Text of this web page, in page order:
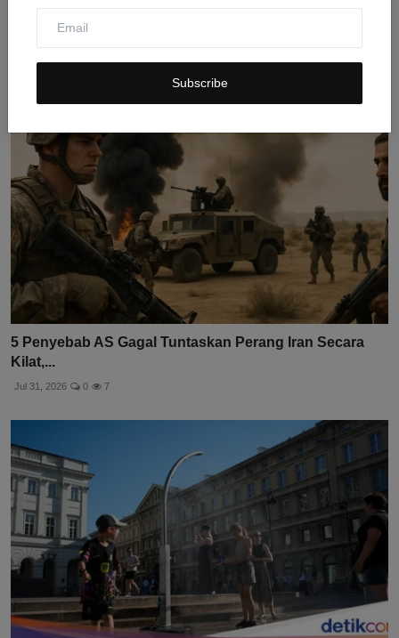
Subscribe
Respons Hamas terhadap Pelucutan Senjata:
Penarikan Ten...
5 Penyebab AS Gagal Tuntaskan Perang Iran Secara
Kilat,...
Jul 31, 2026 0 7